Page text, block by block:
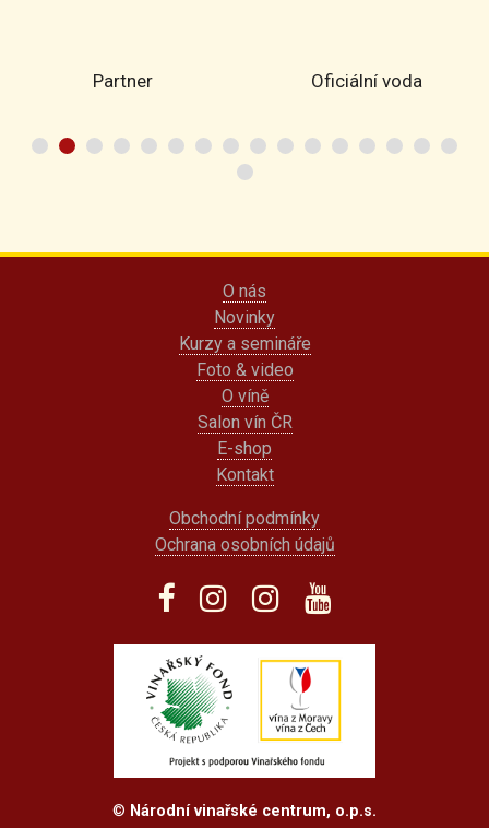
Partner Oficiální voda
O nás
Novinky
Kurzy a semináře
Foto & video
O víně
Salon vín ČR
E-shop
Kontakt
Obchodní podmínky
Ochrana osobních údajů
© Národní vinařské centrum, o.p.s.